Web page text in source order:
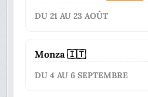
DU 21 AU 23 AOÛT
Monza 🇮🇹
DU 4 AU 6 SEPTEMBRE